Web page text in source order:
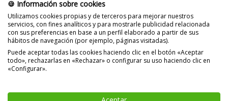
© 2014 -2026 FarmaciaVizcaíno.com
🍪 Información sobre cookies
Utilizamos cookies propias y de terceros para mejorar nuestros
servicios, con fines analíticos y para mostrarle publicidad relacionada
con sus preferencias en base a un perfil elaborado a partir de sus
hábitos de navegación (por ejemplo, páginas visitadas).
Puede aceptar todas las cookies haciendo clic en el botón «Aceptar
todo», rechazarlas en «Rechazar» o configurar su uso haciendo clic en
«Configurar».